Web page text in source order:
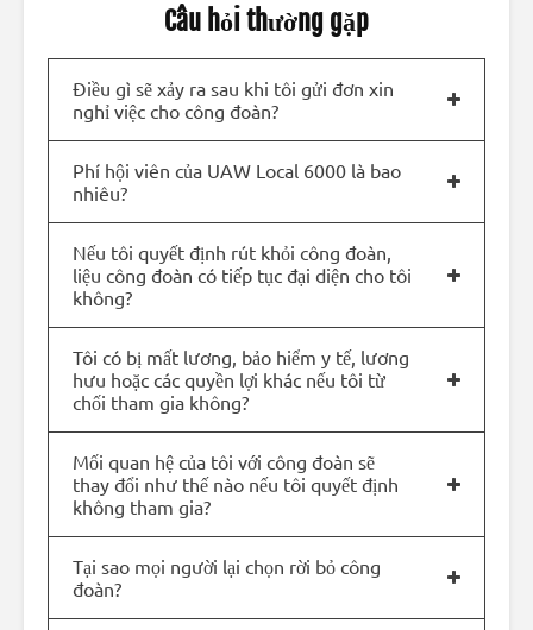
Câu hỏi thường gặp
Điều gì sẽ xảy ra sau khi tôi gửi đơn xin
nghỉ việc cho công đoàn?
Phí hội viên của UAW Local 6000 là bao
nhiêu?
Nếu tôi quyết định rút khỏi công đoàn,
liệu công đoàn có tiếp tục đại diện cho tôi
không?
Tôi có bị mất lương, bảo hiểm y tế, lương
hưu hoặc các quyền lợi khác nếu tôi từ
chối tham gia không?
Mối quan hệ của tôi với công đoàn sẽ
thay đổi như thế nào nếu tôi quyết định
không tham gia?
Tại sao mọi người lại chọn rời bỏ công
đoàn?